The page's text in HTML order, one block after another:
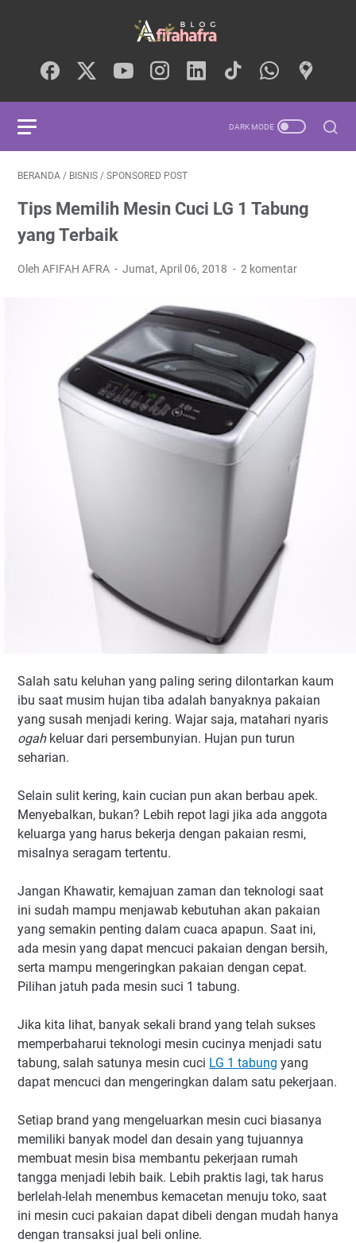
BERANDA / BISNIS / SPONSORED POST
Tips Memilih Mesin Cuci LG 1 Tabung
yang Terbaik
Oleh AFIFAH AFRA Jumat, April 06, 2018 2 komentar
Salah satu keluhan yang paling sering dilontarkan kaum
ibu saat musim hujan tiba adalah banyaknya pakaian
yang susah menjadi kering. Wajar saja, matahari nyaris
ogahkeluar dari persembunyian. Hujan pun turun
seharian.
Selain sulit kering, kain cucian pun akan berbau apek.
Menyebalkan, bukan? Lebih repot lagi jika ada anggota
keluarga yang harus bekerja dengan pakaian resmi,
misalnya seragam tertentu.
Jangan Khawatir, kemajuan zaman dan teknologi saat
ini sudah mampu menjawab kebutuhan akan pakaian
yang semakin penting dalam cuaca apapun. Saat ini,
ada mesin yang dapat mencuci pakaian dengan bersih,
serta mampu mengeringkan pakaian dengan cepat.
Pilihan jatuh pada mesin suci 1 tabung.
Jika kita lihat, banyak sekali brand yang telah sukses
memperbaharui teknologi mesin cucinya menjadi satu
tabung, salah satunya mesin cuci LG 1 tabung yang
dapat mencuci dan mengeringkan dalam satu pekerjaan.
Setiap brand yang mengeluarkan mesin cuci biasanya
memiliki banyak model dan desain yang tujuannya
membuat mesin bisa membantu pekerjaan rumah
tangga menjadi lebih baik. Lebih praktis lagi, tak harus
berlelah-lelah menembus kemacetan menuju toko, saat
ini mesin cuci pakaian dapat dibeli dengan mudah hanya
dengan transaksi jual beli online.